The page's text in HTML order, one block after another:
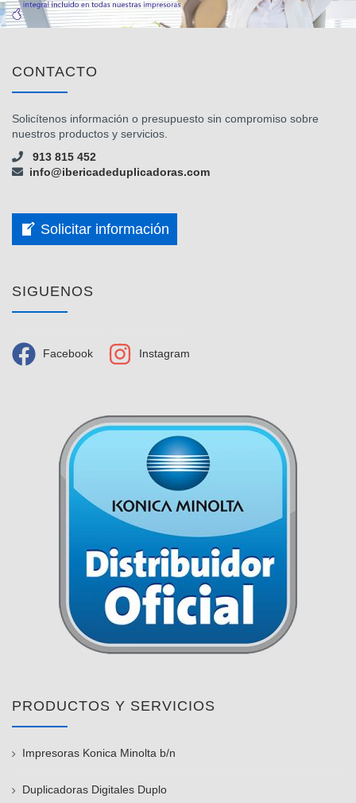
CONTACTO
Solicítenos información o presupuesto sin compromiso sobre
nuestros productos y servicios.
913 815 452
info@ibericadeduplicadoras.com
Solicitar información
SIGUENOS
Facebook Instagram
PRODUCTOS Y SERVICIOS
Impresoras Konica Minolta b/n
Duplicadoras Digitales Duplo